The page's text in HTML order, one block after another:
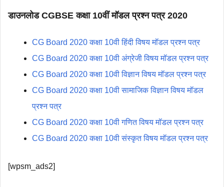
डाउनलोड CGBSE कक्षा 10वीं मॉडल प्रश्न पत्र 2020
CG Board 2020 कक्षा 10वी हिंदी विषय मॉडल प्रश्न पत्र
CG Board 2020 कक्षा 10वी अंग्रेजी विषय मॉडल प्रश्न पत्र
CG Board 2020 कक्षा 10वी विज्ञान विषय मॉडल प्रश्न पत्र
CG Board 2020 कक्षा 10वी सामाजिक विज्ञान विषय मॉडल
प्रश्न पत्र
CG Board 2020 कक्षा 10वी गणित विषय मॉडल प्रश्न पत्र
CG Board 2020 कक्षा 10वी संस्कृत विषय मॉडल प्रश्न पत्र
[wpsm_ads2]